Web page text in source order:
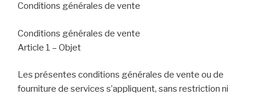
Conditions générales de vente
Conditions générales de vente
Article 1 – Objet
Les présentes conditions générales de vente ou de
fourniture de services s’appliquent, sans restriction ni